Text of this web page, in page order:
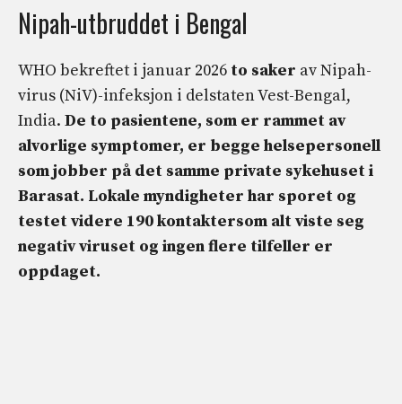
Nipah-utbruddet i Bengal
WHO bekreftet i januar 2026 to saker av Nipah-
virus (NiV)-infeksjon i delstaten Vest-Bengal,
India. De to pasientene, som er rammet av
alvorlige symptomer, er begge helsepersonell
som jobber på det samme private sykehuset i
Barasat. Lokale myndigheter har sporet og
testet videre 190 kontaktersom alt viste seg
negativviruset og ingen flere tilfeller er
oppdaget.